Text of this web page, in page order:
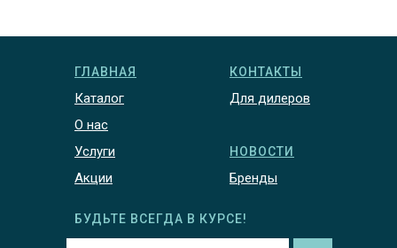
ГЛАВНАЯ
Каталог
О нас
Услуги
Акции
КОНТАКТЫ
Для дилеров
НОВОСТИ
Бренды
БУДЬТЕ ВСЕГДА В КУРСЕ!